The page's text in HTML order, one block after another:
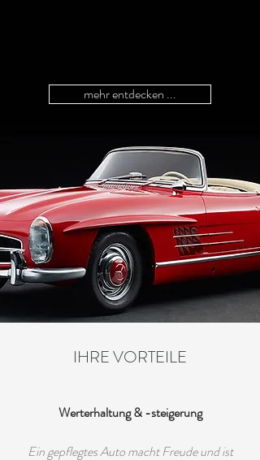
mehr entdecken ...
IHRE VORTEILE
Werterhaltung & -steigerung
Ein gepflegtes Auto macht Freude und ist